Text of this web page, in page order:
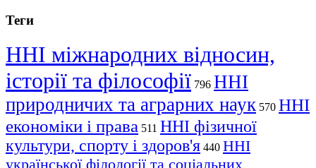
Теги
ННІ міжнародних відносин,
історії та філософії 796 ННІ
природничих та аграрних наук 570 ННІ
економіки і права 511 ННІ фізичної
культури, спорту і здоров'я 440 ННІ
української філології та соціальних